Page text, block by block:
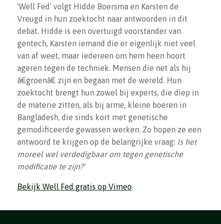
'Well Fed' volgt Hidde Boersma en Karsten de
Vreugd in hun zoektocht naar antwoorden in dit
debat. Hidde is een overtuigd voorstander van
gentech, Karsten iemand die er eigenlijk niet veel
van af weet, maar iedereen om hem heen hoort
ageren tegen de techniek. Mensen die net als hij
â€groenâ€ zijn en begaan met de wereld. Hun
zoektocht brengt hun zowel bij experts, die diep in
de materie zitten, als bij arme, kleine boeren in
Bangladesh, die sinds kort met genetische
gemodificeerde gewassen werken. Zo hopen ze een
antwoord te krijgen op de belangrijke vraag: Is het
moreel wel verdedigbaar om tegen genetische
modificatie te zijn?'
Bekijk Well Fed gratis op Vimeo.